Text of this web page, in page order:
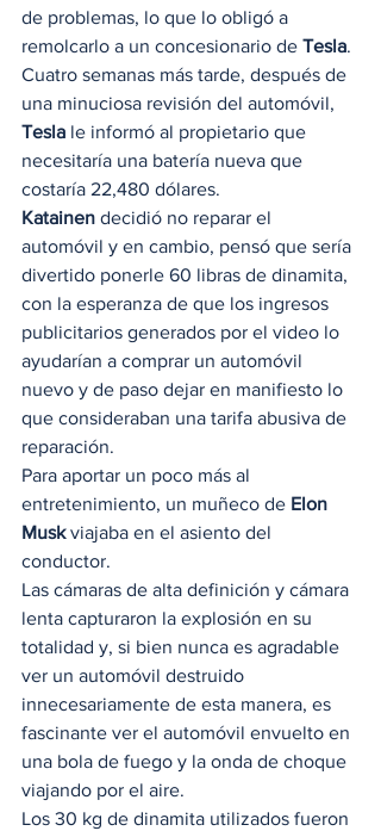
de problemas, lo que lo obligó a
remolcarlo a un concesionario de Tesla.
Cuatro semanas más tarde, después de
una minuciosa revisión del automóvil,
Tesla le informó al propietario que
necesitaría una batería nueva que
costaría 22,480 dólares.
Katainen decidió no reparar el
automóvil y en cambio, pensó que sería
divertido ponerle 60 libras de dinamita,
con la esperanza de que los ingresos
publicitarios generados por el video lo
ayudarían a comprar un automóvil
nuevo y de paso dejar en manifiesto lo
que consideraban una tarifa abusiva de
reparación.
Para aportar un poco más al
entretenimiento, un muñeco de Elon
Musk viajaba en el asiento del
conductor.
Las cámaras de alta definición y cámara
lenta capturaron la explosión en su
totalidad y, si bien nunca es agradable
ver un automóvil destruido
innecesariamente de esta manera, es
fascinante ver el automóvil envuelto en
una bola de fuego y la onda de choque
viajando por el aire.
Los 30 kg de dinamita utilizados fueron